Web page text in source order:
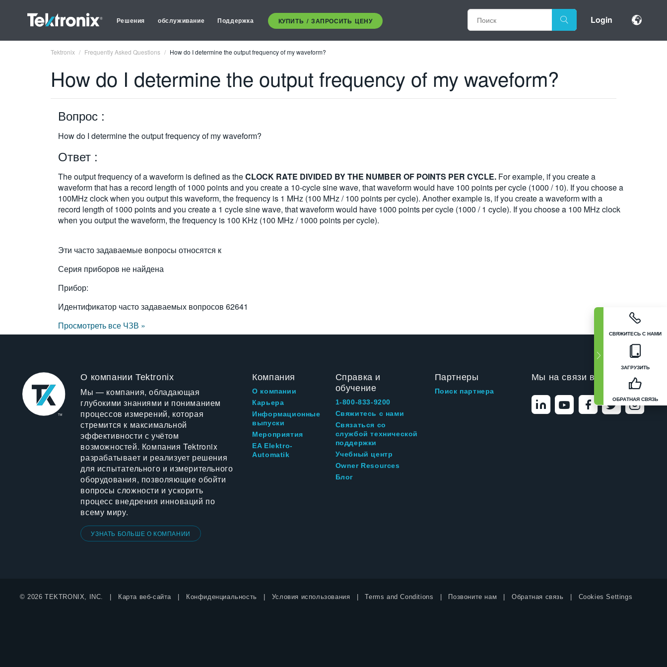
Решения обслуживание Поддержка КУПИТЬ / ЗАПРОСИТЬ ЦЕНУ Login
СВЯЖИТЕСЬ С НАМИ
ЗАГРУЗИТЬ
ОБРАТНАЯ СВЯЗЬ
Tektronix Frequently Asked Questions How do I determine the output frequency of my waveform?
How do I determine the output frequency of my waveform?
Вопрос :
How do I determine the output frequency of my waveform?
Ответ :
The output frequency of a waveform is defined as theCLOCK RATE DIVIDED BY THE NUMBER OF POINTS PER CYCLE. For example, if you create a
waveform that has a record length of 1000 points and you create a 10-cycle sine wave, that waveform would have 100 points per cycle (1000 / 10). If you choose a
100MHz clock when you output this waveform, the frequency is 1 MHz (100 MHz / 100 points per cycle). Another example is, if you create a waveform with a
record length of 1000 points and you create a 1 cycle sine wave, that waveform would have 1000 points per cycle (1000 / 1 cycle). If you choose a 100 MHz clock
when you output the waveform, the frequency is 100 KHz (100 MHz / 1000 points per cycle).
Эти часто задаваемые вопросы относятся к
Серия приборов не найдена
Прибор:
Идентификатор часто задаваемых вопросов 62641
Просмотреть все ЧЗВ »
О компании Tektronix
Мы — компания, обладающая
глубокими знаниями и пониманием
процессов измерений, которая
стремится к максимальной
эффективности с учётом
возможностей. Компания Tektronix
разрабатывает и реализует решения
для испытательного и измерительного
оборудования, позволяющие обойти
вопросы сложности и ускорить
процесс внедрения инноваций по
всему миру.
УЗНАТЬ БОЛЬШЕ О КОМПАНИИ
Компания
О компании
Карьера
Информационные
выпуски
Мероприятия
EA Elektro-
Automatik
Справка и
обучение
1-800-833-9200
Свяжитесь с нами
Связаться со
службой технической
поддержки
Учебный центр
Owner Resources
Блог
Партнеры
Поиск партнера
Мы на связи в
© 2026 TEKTRONIX, INC. Карта веб-сайта Конфиденциальность Условия использования Terms and Conditions Позвоните нам Обратная связь Cookies Settings